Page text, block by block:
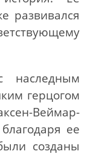
развивался
наследным
герцогом
Веймар-
ее
созданы